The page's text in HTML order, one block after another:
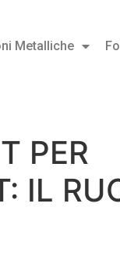
Metalliche
PER
IL